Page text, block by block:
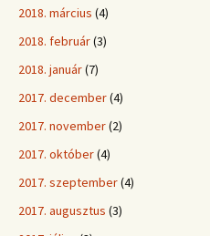
2018. március (4)
2018. február(3)
2018. január(7)
2017. december(4)
2017. november(2)
2017. október(4)
2017. szeptember(4)
2017. augusztus (3)